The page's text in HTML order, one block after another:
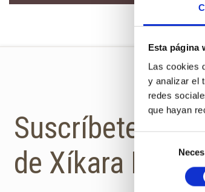
Esta página
Las cookies
y analizar el
redes
que hayan
Selección
de
consentimiento
Suscríbete a la
de Xíkara